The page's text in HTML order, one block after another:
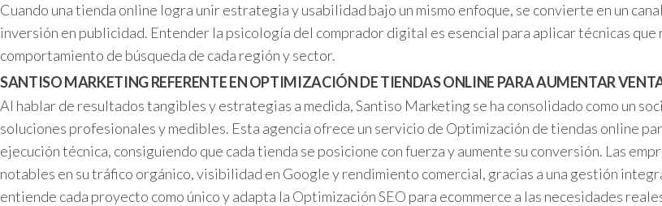
Cuando una tienda online logra unir estrategia y usabilidad bajo un mismo enfoque, se convierte en un
inversión en publicidad. Entender la psicología del comprador digital es esencial para aplicar técnicas
comportamiento de búsqueda de cada región y sector.
SANTISO MARKETING REFERENTE EN OPTIMIZACIÓN DE TIENDAS ONLINE PARA AUMENTAR
Al hablar de resultados tangibles y estrategias a medida, Santiso Marketing se ha consolidado como un
soluciones profesionales y medibles. Esta agencia ofrece un servicio de Optimización de tiendas online
ejecución técnica, consiguiendo que cada tienda se posicione con fuerza y aumente su conversión. Las
notables en su tráfico orgánico, visibilidad en Google y rendimiento comercial, gracias a una gestión
entiende cada proyecto como único y adapta la Optimización SEO para ecommerce a las necesidades